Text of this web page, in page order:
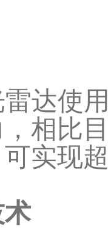
达使
相比
实现